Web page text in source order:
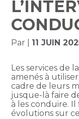
Par 11 JUIN
Les services de
amenés à
cadre de leurs
jusque-là faire
à les conduire.
évolutions sur